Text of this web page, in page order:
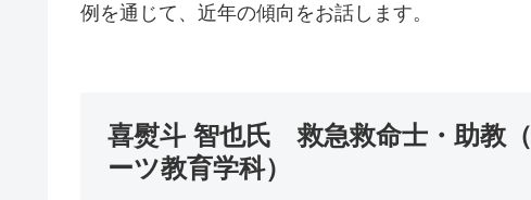
例を通じて、近年の傾向をお話します。
喜熨斗 智也氏 救急救命士・助教
ーツ教育学科）